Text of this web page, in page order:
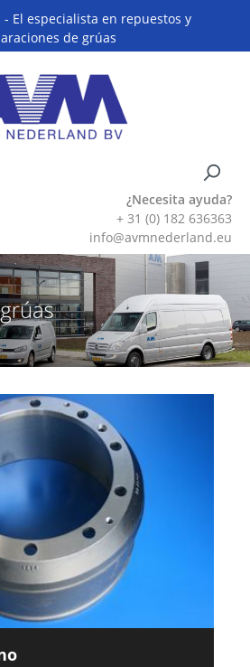
El especialista en repuestos y
de grúas
¿Necesita ayuda?
+ 31 (0) 182 636363
info@avmnederland.eu